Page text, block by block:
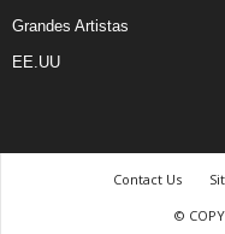
Grandes Artistas
EE.UU
Contact Us
©